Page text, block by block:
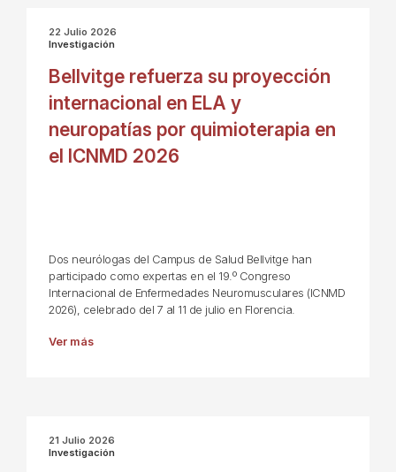
22 Julio 2026
Investigación
Bellvitge refuerza su proyección
internacional en ELA y
neuropatías por quimioterapia en
el ICNMD 2026
Dos neurólogas del Campus de Salud Bellvitge han
participado como expertas en el 19.º Congreso
Internacional de Enfermedades Neuromusculares (ICNMD
2026), celebrado del 7 al 11 de julio en Florencia.
Ver más
21 Julio 2026
Investigación